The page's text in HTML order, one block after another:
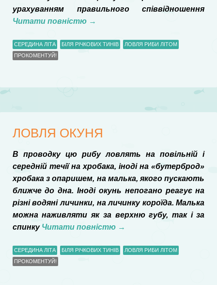
урахуванням правильного співвідношення
Читати повністю →
СЕРЕДИНА ЛІТА БІЛЯ РІЧКОВИХ ТИНІВ
ЛОВЛЯ РИБИ ЛІТОМ
ПРОКОМЕНТУЙ!
ЛОВЛЯ ОКУНЯ
В проводку цю рибу ловлять на повільній і
середній течії на хробака, іноді на «бутерброд»
хробака з опаришем, на малька, якого пускають
ближче до дна. Іноді окунь непогано реагує на
різні водяні личинки, на личинку короїда. Малька
можна наживляти як за верхню губу, так і за
спинку Читати повністю →
СЕРЕДИНА ЛІТА БІЛЯ РІЧКОВИХ ТИНІВ
ЛОВЛЯ РИБИ ЛІТОМ
ПРОКОМЕНТУЙ!